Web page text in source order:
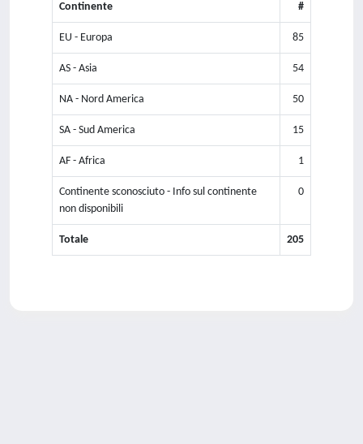
Continente #
EU - Europa 85
AS - Asia 54
NA - Nord America 50
SA - Sud America 15
AF - Africa 1
Continente sconosciuto - Info sul continente
non disponibili
0
Totale 205